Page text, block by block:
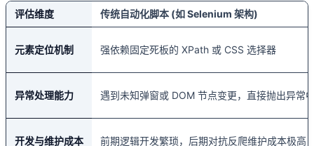
评估维度 传统自动化脚本 (如 Selenium 架构)
元素定位机制 强依赖固定死板的 XPath 或 CSS 选择器
异常处理能力 遇到未知弹窗或 DOM 节点变更，直接抛出异常
开发与维护成本 前期逻辑开发繁琐，后期对抗反爬维护成本极高